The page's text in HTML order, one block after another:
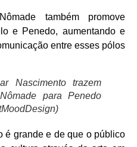
também promove
e Penedo, aumentando e
entre esses pólos
Nascimento trazem
para Penedo
é grande e de que o público